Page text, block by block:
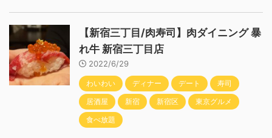
【新宿三丁目/肉寿司】肉ダイニング 暴
れ牛 新宿三丁目店
2022/6/29
わいわい ディナー デート
寿司
居酒屋
新宿 新宿区
東京グルメ
食べ放題